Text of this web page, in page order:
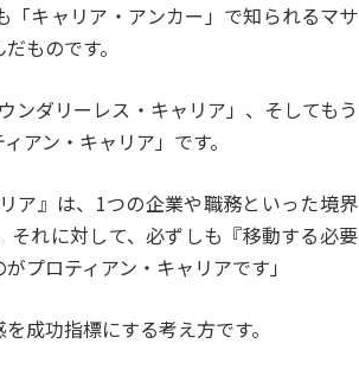
キャリア・アンカー」で知られるマサ
ものです。
ンダリーレス・キャリア」、そしてもう
アン・キャリア」です。
ア』は、1つの企業や職務といった境界
それに対して、必ずしも『移動する必要
プロティアン・キャリアです」
成功指標にする考え方です。